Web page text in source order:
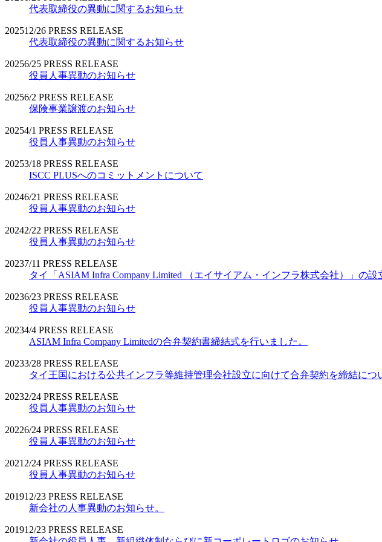
代表取締役の異動に関するお知らせ
202512/26 PRESS RELEASE
代表取締役の異動に関するお知らせ
20256/25 PRESS RELEASE
役員人事異動のお知らせ
20256/2 PRESS RELEASE
保険事業譲渡のお知らせ
20254/1 PRESS RELEASE
役員人事異動のお知らせ
20253/18 PRESS RELEASE
ISCC PLUSへのコミットメントについて
20246/21 PRESS RELEASE
役員人事異動のお知らせ
20242/22 PRESS RELEASE
役員人事異動のお知らせ
20237/11 PRESS RELEASE
タイ「ASIAM Infra Company Limited （エイサイアム・インフラ株式会社）」の
20236/23 PRESS RELEASE
役員人事異動のお知らせ
20234/4 PRESS RELEASE
ASIAM Infra Company Limitedの合弁契約書締結式を行いました。
20233/28 PRESS RELEASE
タイ王国における公共インフラ等維持管理会社設立に向けて合弁契約を締結につ
20232/24 PRESS RELEASE
役員人事異動のお知らせ
20226/24 PRESS RELEASE
役員人事異動のお知らせ
2021 2/24 PRESS RELEASE
役員人事異動のお知らせ
201912/23 PRESS RELEASE
新会社の人事異動のお知らせ。
201912/23 PRESS RELEASE